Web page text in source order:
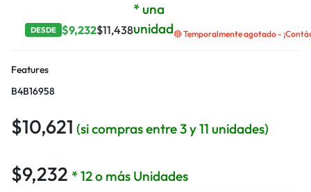
DESDE $9,232$11,438
* una
unidad🔴 Temporalmente agotado -
Features
B4B16958
$10,621 (si compras entre 3 y 11 unidades)
$9,232 * 12 o más Unidades